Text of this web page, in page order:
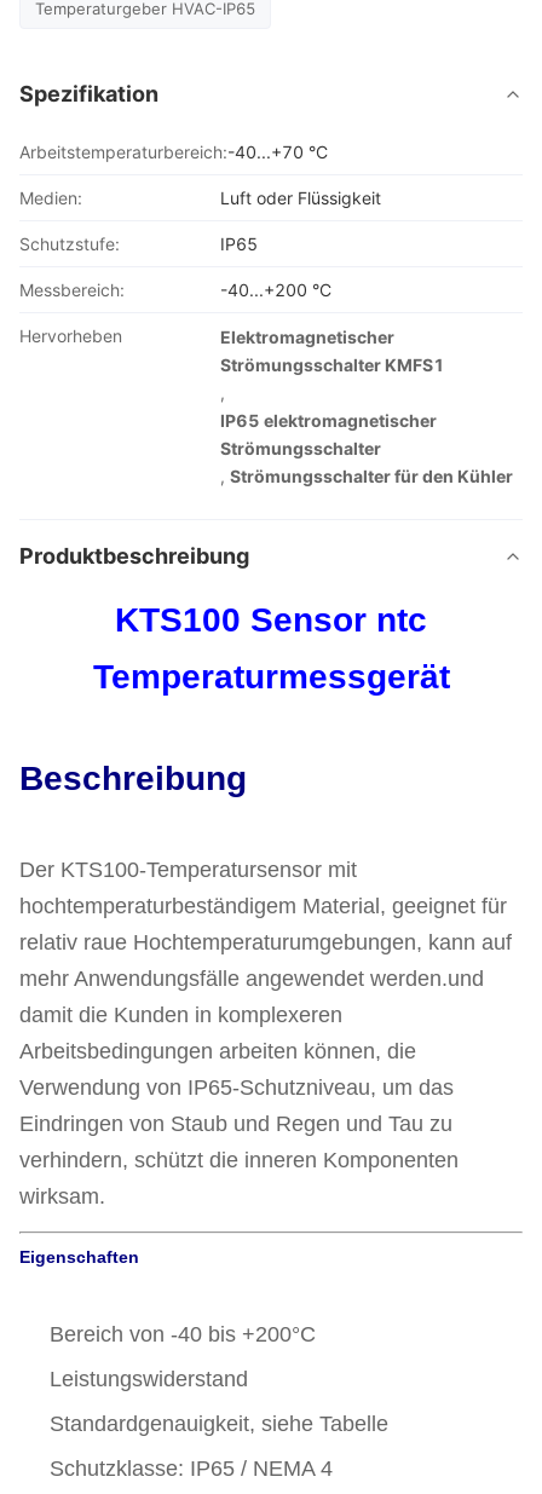
Temperaturgeber HVAC-IP65
Spezifikation
Arbeitstemperaturbereich:-40...+70 °C
Medien: Luft oder Flüssigkeit
Schutzstufe: IP65
Messbereich: -40...+200 °C
Hervorheben
Elektromagnetischer
Strömungsschalter KMFS1
,
IP65 elektromagnetischer
Strömungsschalter
,Strömungsschalter für den Kühler
Produktbeschreibung
KTS100 Sensor ntc
Temperaturmessgerät
Beschreibung
Der KTS100-Temperatursensor mit
hochtemperaturbeständigem Material, geeignet für
relativ raue Hochtemperaturumgebungen, kann auf
mehr Anwendungsfälle angewendet werden.und
damit die Kunden in komplexeren
Arbeitsbedingungen arbeiten können, die
Verwendung von IP65-Schutzniveau, um das
Eindringen von Staub und Regen und Tau zu
verhindern, schützt die inneren Komponenten
wirksam.
Eigenschaften
Bereich von -40 bis +200°C
Leistungswiderstand
Standardgenauigkeit, siehe Tabelle
Schutzklasse: IP65 / NEMA 4